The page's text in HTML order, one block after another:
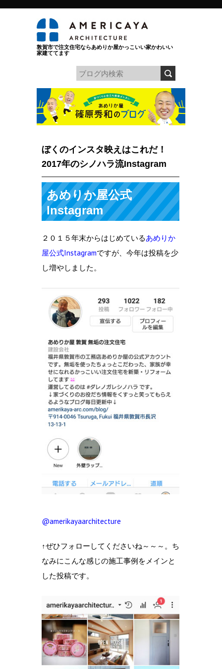
敦賀市で注文住宅ならあめりか屋かっこいい家かわいい
家建ててます
ぼくのインスタ映えはこれだ！
2017年のシノハラ流Instagram
あめりか屋公式
Instagram
２０１５年末からはじめているあめりか
屋公式Instagramですが、今年は投稿を少
し増やしました。
@amerikayaarchitecture
↑ぜひフォローしてくださいね～～～。ち
なみにこんな感じの施工事例をメインと
した投稿です。